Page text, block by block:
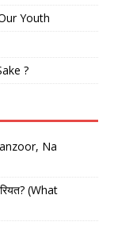
Youth
?
Na
(What